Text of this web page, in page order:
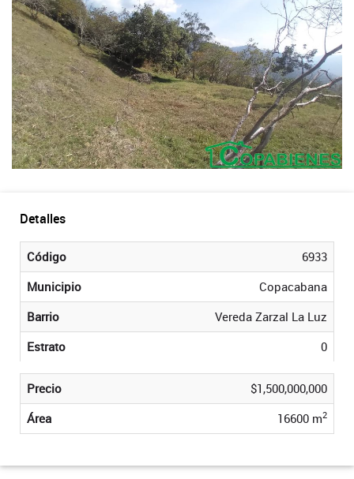
Detalles
Código
6933
Municipio
Copacabana
Barrio
Vereda Zarzal La Luz
Estrato
0
Precio
$1,500,000,000
Área
16600 m2